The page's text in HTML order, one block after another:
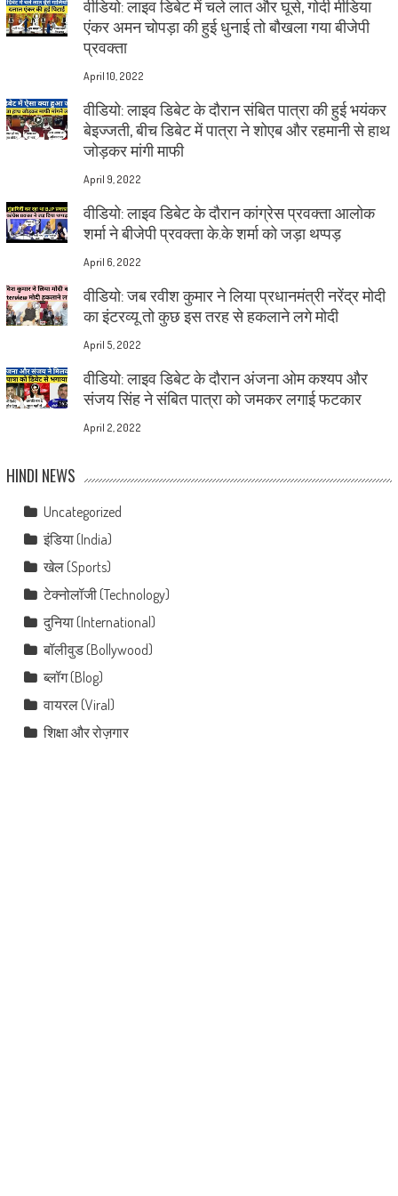
वीडियो: लाइव डिबेट में चले लात और घूसे, गोदी मीडिया
एंकर अमन चोपड़ा की हुई धुनाई तो बौखला गया बीजेपी
प्रवक्ता
April 10, 2022
वीडियो: लाइव डिबेट के दौरान संबित पात्रा की हुई भयंकर
बेइज्जती, बीच डिबेट में पात्रा ने शोएब और रहमानी से हाथ
जोड़कर मांगी माफी
April 9, 2022
वीडियो: लाइव डिबेट के दौरान कांग्रेस प्रवक्ता आलोक
शर्मा ने बीजेपी प्रवक्ता के.के शर्मा को जड़ा थप्पड़
April 6, 2022
वीडियो: जब रवीश कुमार ने लिया प्रधानमंत्री नरेंद्र मोदी
का इंटरव्यू तो कुछ इस तरह से हकलाने लगे मोदी
April 5, 2022
वीडियो: लाइव डिबेट के दौरान अंजना ओम कश्यप और
संजय सिंह ने संबित पात्रा को जमकर लगाई फटकार
April 2, 2022
HINDI NEWS
Uncategorized
इंडिया (India)
खेल (Sports)
टेक्नोलॉजी (Technology)
दुनिया (International)
बॉलीवुड (Bollywood)
ब्लॉग (Blog)
वायरल (Viral)
शिक्षा और रोज़गार